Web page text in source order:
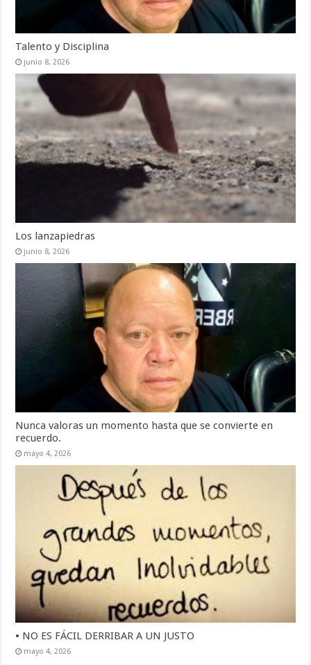
Talento y Disciplina
junio 8, 2026
Los lanzapiedras
junio 8, 2026
Nunca valoras un momento hasta que se convierte en
recuerdo.
mayo 4, 2026
• NO ES FÁCIL DERRIBAR A UN JUSTO
mayo 4, 2026